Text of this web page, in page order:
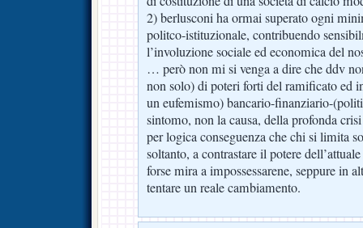
2) berlusconi ha ormai superato ogni
politco-istituzionale, contribuendo
l’involuzione sociale ed economica del
… però non mi si venga a dire che ddv
non solo) di poteri forti del ramificato ed
un eufemismo) bancario-finanziario-
sintomo, non la causa, della profonda
per logica conseguenza che chi si limita
soltanto, a contrastare il potere
forse mira a impossessarene, seppure in
tentare un reale cambiamento.